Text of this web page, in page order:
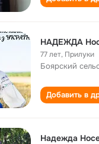
НАДЕЖДА
77 лет, Прилуки
Боярский
Добавить в
Надежда